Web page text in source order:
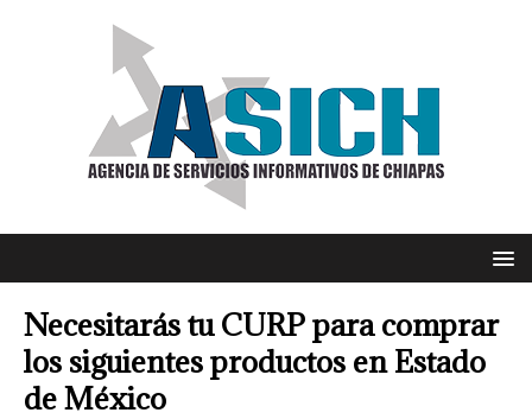
Necesitarás tu CURP para comprar
los siguientes productos en Estado
de México